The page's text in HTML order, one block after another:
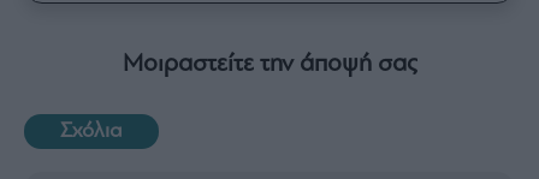
Μοιραστείτε την άποψή σας
Σχόλια